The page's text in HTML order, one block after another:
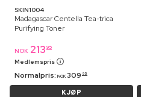
SKIN1004
Madagascar Centella Tea-trica
Purifying Toner
NOK 213 95
Medlemspris
Normalpris: NOK 309 95
KJØP